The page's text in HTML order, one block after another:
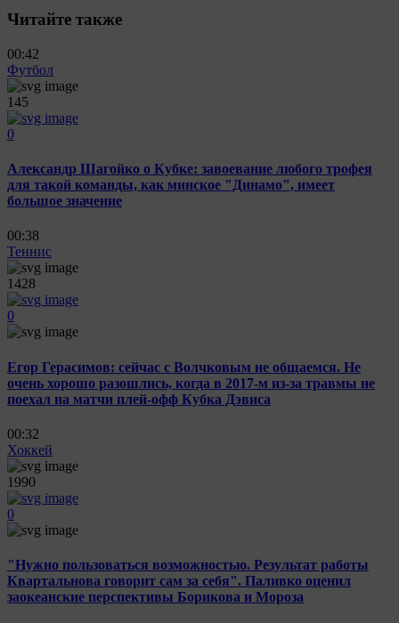
Читайте также
00:42
Футбол
145
0
Александр Шагойко о Кубке: завоевание любого трофея
для такой команды, как минское "Динамо", имеет
большое значение
00:38
Теннис
1428
0
Егор Герасимов: сейчас с Волчковым не общаемся. Не
очень хорошо разошлись, когда в 2017-м из-за травмы не
поехал на матчи плей-офф Кубка Дэвиса
00:32
Хоккей
1990
0
"Нужно пользоваться возможностью. Результат работы
Квартальнова говорит сам за себя". Паливко оценил
заокеанские перспективы Борикова и Мороза